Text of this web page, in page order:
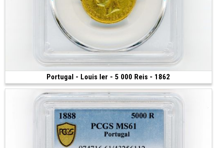
Portugal - Louis Ier - 5 000 Reis - 1862
(1862 • Lisbonne • 8.86 g • 23.5 mm)